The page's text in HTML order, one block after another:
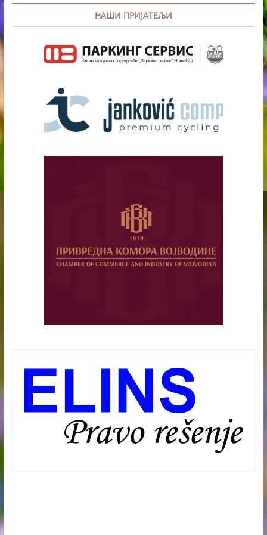
НАШИ ПРИЈАТЕЉИ